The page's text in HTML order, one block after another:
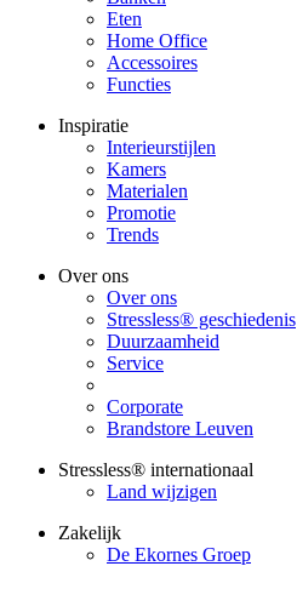
Eten
Home Office
Accessoires
Functies
Inspiratie
Interieurstijlen
Kamers
Materialen
Promotie
Trends
Over ons
Over ons
Stressless® geschiedenis
Duurzaamheid
Service
Corporate
Brandstore Leuven
Stressless® internationaal
Land wijzigen
Zakelijk
De Ekornes Groep